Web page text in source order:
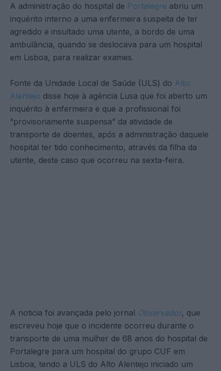
A administração do hospital de Portalegre abriu um
inquérito interno a uma enfermeira suspeita de ter
agredido e insultado uma utente, a bordo de uma
ambulância, quando se deslocava para um hospital
em Lisboa, para realizar exames.
Fonte da Unidade Local de Saúde (ULS) do Alto
Alentejo disse hoje à agência Lusa que foi aberto um
inquérito à enfermeira e que a profissional foi
“provisoriamente suspensa” da atividade de
transporte de doentes, após a administração daquele
hospital ter tido conhecimento, através da filha da
utente, deste caso que ocorreu na sexta-feira.
A noticia foi avançada pelo jornal Observador, que
escreveu hoje que o incidente ocorreu durante o
transporte de uma mulher de 68 anos do hospital de
Portalegre para um hospital do grupo CUF em
Lisboa, tendo a ULS do Alto Alentejo iniciado um